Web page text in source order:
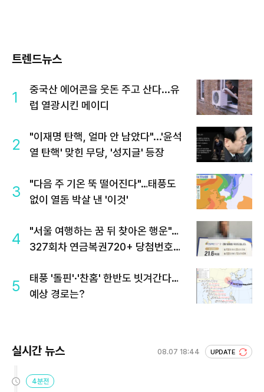
트렌드뉴스
1
중국산 에어콘을 웃돈 주고 산다...유
럽 열광시킨 메이디
2
"이재명 탄핵, 얼마 안 남았다"...'윤석
열 탄핵' 맞힌 무당, '성지글' 등장
3
"다음 주 기온 뚝 떨어진다"…태풍도
없이 열돔 박살 낸 '이것'
4
"서울 여행하는 꿈 뒤 찾아온 행운"…
327회차 연금복권720+ 당첨번호조
5
태풍 '돌핀'·'찬홈' 한반도 빗겨간다…
예상 경로는?
실시간 뉴스 08.07 18:44 UPDATE
4분전